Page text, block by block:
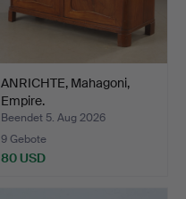
ANRICHTE, Mahagoni,
Empire.
Beendet 5. Aug 2026
9 Gebote
80 USD